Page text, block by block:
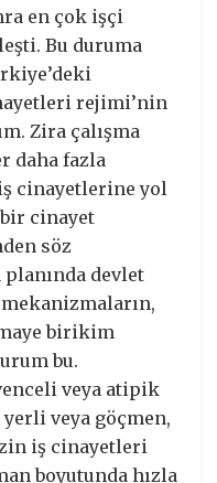
en çok işçi
Bu duruma
rejimi’nin
Zira çalışma
daha fazla
cinayetlerine yol
cinayet
söz
devlet
mekanizmaların,
birikim
bu.
veya atipik
veya göçmen,
iş cinayetleri
boyutunda hızla